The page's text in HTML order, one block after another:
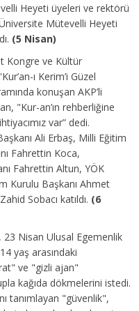
Heyeti üyeleri ve rektörü
Mütevelli Heyeti
(5 Nisan)
Kongre ve Kültür
ı Kerim’i Güzel
konuşan AKP’li
"Kur-an’ın rehberliğine
var” dedi.
Ali Erbaş, Milli Eğitim
Fahrettin Koca,
Fahrettin Altun, YÖK
Kurulu Başkanı Ahmet
Sobacı katıldı. (6
Nisan Ulusal Egemenlik
yaş arasındaki
ve "gizli ajan"
kağıda dökmelerini istedi.
tanımlayan "güvenlik",